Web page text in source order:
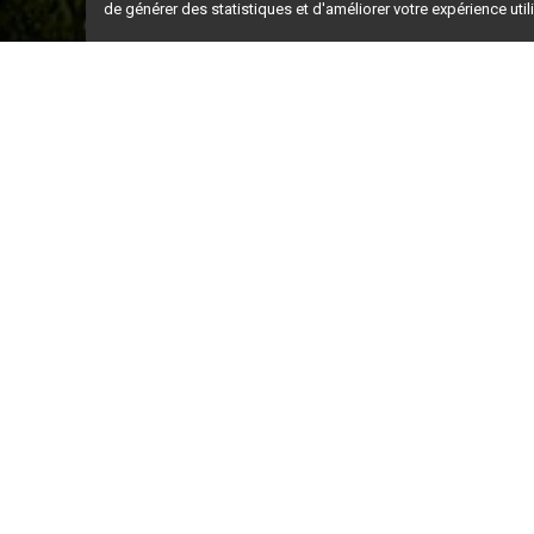
de générer des statistiques et d'améliorer votre expérience